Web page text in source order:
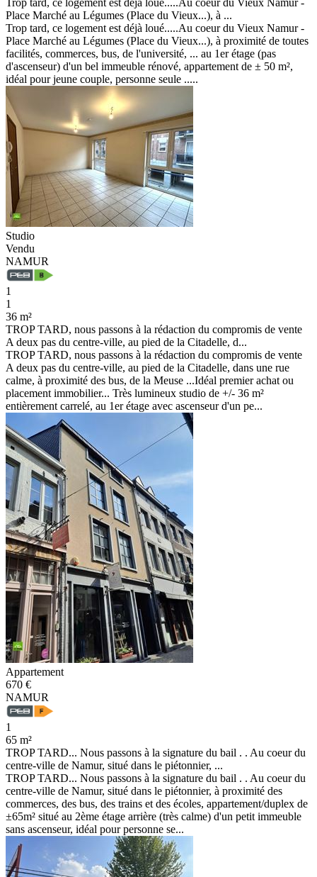
Trop tard, ce logement est déjà loué.....Au coeur du Vieux Namur -
Place Marché au Légumes (Place du Vieux...), à ...
Trop tard, ce logement est déjà loué.....Au coeur du Vieux Namur -
Place Marché au Légumes (Place du Vieux...), à proximité de toutes
facilités, commerces, bus, de l'université, ... au 1er étage (pas
d'ascenseur) d'un bel immeuble rénové, appartement de ± 50 m²,
idéal pour jeune couple, personne seule .....
Studio
Vendu
NAMUR
1
1
36 m²
TROP TARD, nous passons à la rédaction du compromis de vente
A deux pas du centre-ville, au pied de la Citadelle, d...
TROP TARD, nous passons à la rédaction du compromis de vente
A deux pas du centre-ville, au pied de la Citadelle, dans une rue
calme, à proximité des bus, de la Meuse ...Idéal premier achat ou
placement immobilier... Très lumineux studio de +/- 36 m²
entièrement carrelé, au 1er étage avec ascenseur d'un pe...
Appartement
670 €
NAMUR
1
65 m²
TROP TARD... Nous passons à la signature du bail . . Au coeur du
centre-ville de Namur, situé dans le piétonnier, ...
TROP TARD... Nous passons à la signature du bail . . Au coeur du
centre-ville de Namur, situé dans le piétonnier, à proximité des
commerces, des bus, des trains et des écoles, appartement/duplex de
±65m² situé au 2ème étage arrière (très calme) d'un petit immeuble
sans ascenseur, idéal pour personne se...